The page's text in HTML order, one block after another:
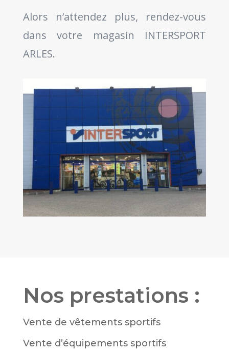
Alors n’attendez plus, rendez-vous
dans votre magasin INTERSPORT
ARLES.
Nos prestations :
Vente de vêtements sportifs
Vente d’équipements sportifs